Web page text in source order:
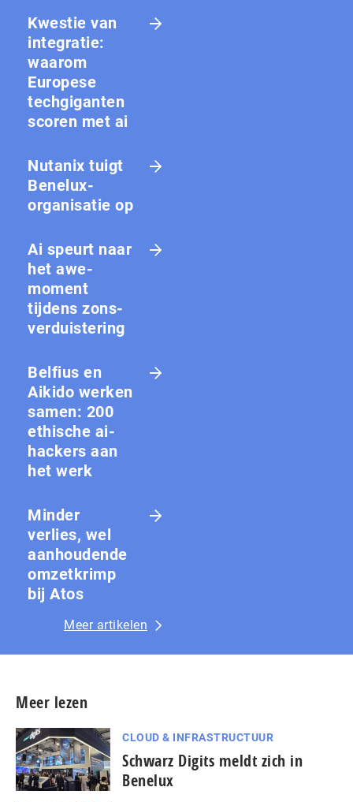
Kwestie van
integratie:
waarom
Europese
techgiganten
scoren met ai
Nutanix tuigt
Benelux-
organisatie op
Ai speurt naar
het awe-
moment
tijdens zons­
ver­duis­te­ring
Belfius en
Aikido werken
samen: 200
ethische ai-
hackers aan
het werk
Minder
verlies, wel
aanhoudende
omzetkrimp
bij Atos
Meer artikelen
Meer lezen
CLOUD & INFRASTRUCTUUR
Schwarz Digits meldt zich in
Benelux